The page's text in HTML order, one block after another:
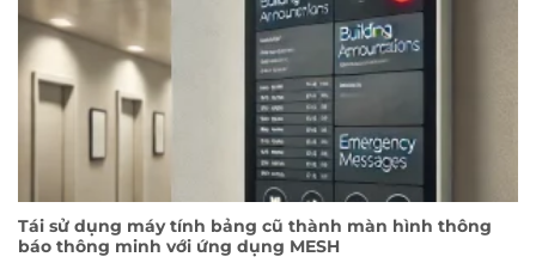
Tái sử dụng máy tính bảng cũ thành màn hình thông
báo thông minh với ứng dụng MESH